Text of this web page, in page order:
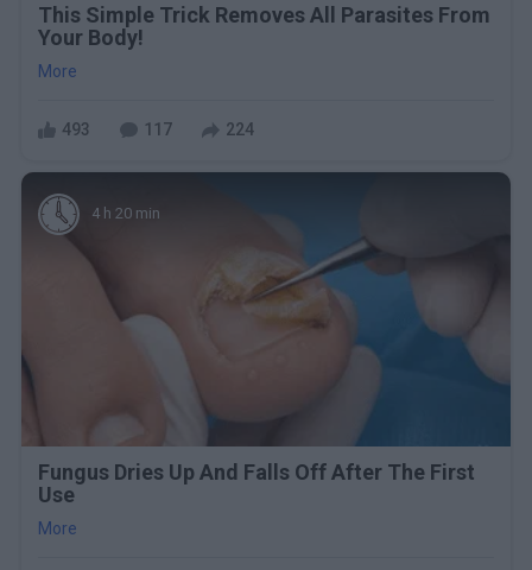
This Simple Trick Removes All Parasites From
Your Body!
More
493 117 224
4 h 20 min
Fungus Dries Up And Falls Off After The First
Use
More